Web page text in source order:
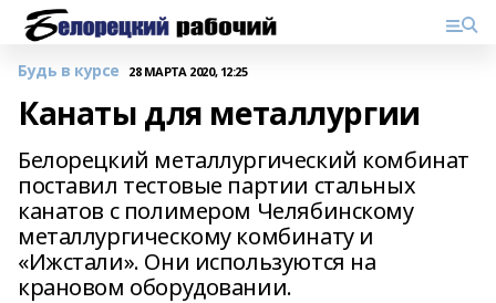
Будь в курсе 28 МАРТА 2020, 12:25
Канаты для металлургии
Белорецкий металлургический комбинат
поставил тестовые партии стальных
канатов с полимером Челябинскому
металлургическому комбинату и
«Ижстали». Они используются на
крановом оборудовании.